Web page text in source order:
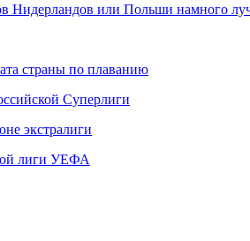
Нидерландов или Польши намного
страны по плаванию
Суперлиги
экстралиги
лиги УЕФА